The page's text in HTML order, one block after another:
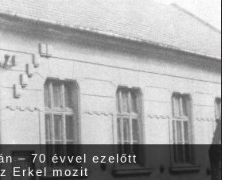
– 70 évvel ezelőtt
Erkel mozit